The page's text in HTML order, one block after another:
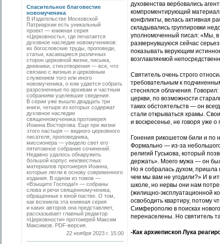
Спасительное благовестие
новомученика
В Издательстве Московской
Патриархии есть уникальный
проект — книжная серия
«Церковность», где печатается
духовное наследие новомучеников:
их богословские труды, проповеди,
статьи, касающиеся различных
сторон церковной жизни, письма,
дневники, стихотворения — все, что
связано с жизнью и церковным
служением того или иного
новомученика, о ком удается собрать
разрозненные по архивам и частным
собраниям уцелевшие сведения.
В серии уже вышло двадцать три
книги, четыре из которых содержат
духовное наследие
священномученика протоиерея
Иоанна Востор­гова. Еще при жизни
этого пастыря — видного церковного
писателя, проповедника,
миссионера — увидело свет его
пятитомное собрание сочинений.
Недавно удалось обнаружить
большой корпус неизвестных
материалов протоиерея Иоанна,
которые легли в основу современного
издания. В одном из томов —
«Взыщите Господа!» — собраны
cлова и речи священномученика,
обращенные к юной пастве. О том,
как возникла эта книжная серия
и каких авторов она представляет,
рассказывает главный редактор
«Церковности» протоиерей Максим
Максимов. PDF-версия.
22 ноября 2023 г. 15:00
духовенства вербовались
компроментирующий
конфликты, велась активная
складывались группировки
уполномоченный писал: «Мы, в
развернувшуюся сейчас
показывать верующим
возглавляемой
Святитель очень строго
требовательным к
стеснялся облачения.
церкви, по возможности
таких обстоятельств — он
стали открываться храмы.
и воскресенье, не говоря уже о
Гонения рикошетом били и по
Формально — из-за
религий Гуськова, который
держать». Моего мужа — он
Но я собралась духом, пришла
чем мы вам не угодили?» И в
школе, но нервы они нам
(жилищно-эксплуатационной
освободить квартиру, потому
Симферополю в поисках
перенаселены. Но святитель
-Как архиепископ Лука